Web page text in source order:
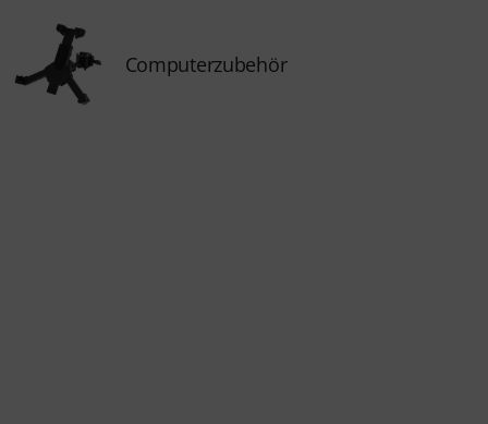
Computerzubehör